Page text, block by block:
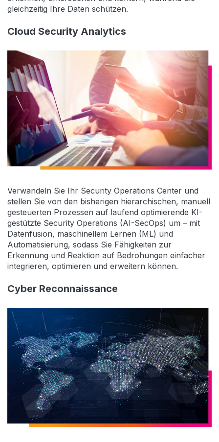
gleichzeitig Ihre Daten schützen.
Cloud Security Analytics
Verwandeln Sie Ihr Security Operations Center und
stellen Sie von den bisherigen hierarchischen, manuell
gesteuerten Prozessen auf laufend optimierende KI-
gestützte Security Operations (AI-SecOps) um – mit
Datenfusion, maschinellem Lernen (ML) und
Automatisierung, sodass Sie Fähigkeiten zur
Erkennung und Reaktion auf Bedrohungen einfacher
integrieren, optimieren und erweitern können.
Cyber Reconnaissance